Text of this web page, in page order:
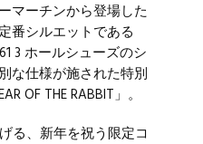
マーチンから登場した
番シルエットである
3 ホールシューズのシ
な仕様が施された特別
OF THE RABBIT」。